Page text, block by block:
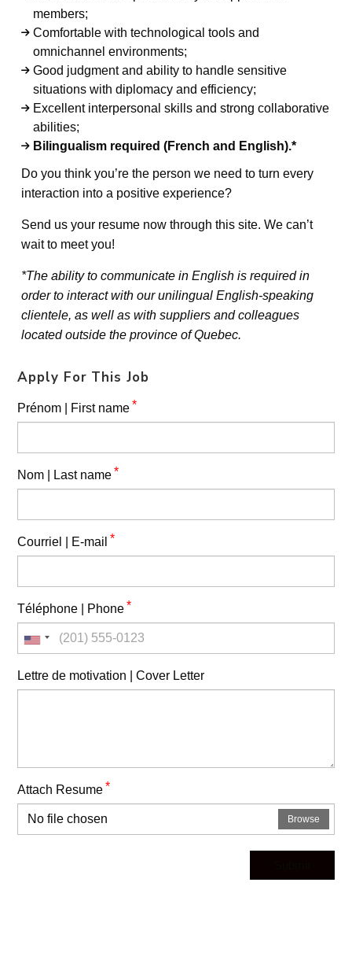
members;
Comfortable with technological tools and
omnichannel environments;
Good judgment and ability to handle sensitive
situations with diplomacy and efficiency;
Excellent interpersonal skills and strong collaborative
abilities;
Bilingualism required (French and English).*
Do you think you’re the person we need to turn every
interaction into a positive experience?
Send us your resume now through this site. We can’t
wait to meet you!
*The ability to communicate in English is required in
order to interact with our unilingual English-speaking
clientele, as well as with suppliers and colleagues
located outside the province of Quebec.
Apply For This Job
Prénom | First name *
Nom | Last name *
Courriel | E-mail *
Téléphone | Phone *
Lettre de motivation | Cover Letter
Attach Resume *
No file chosen Browse